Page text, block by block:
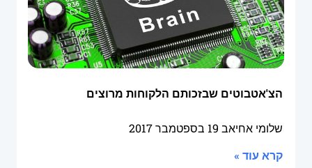
הצ'אטבוטים שבזכותם הלקוחות מרוצים
שלומי אחיאב 19 בספטמבר 2017
קרא עוד »